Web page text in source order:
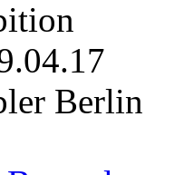
Berlin